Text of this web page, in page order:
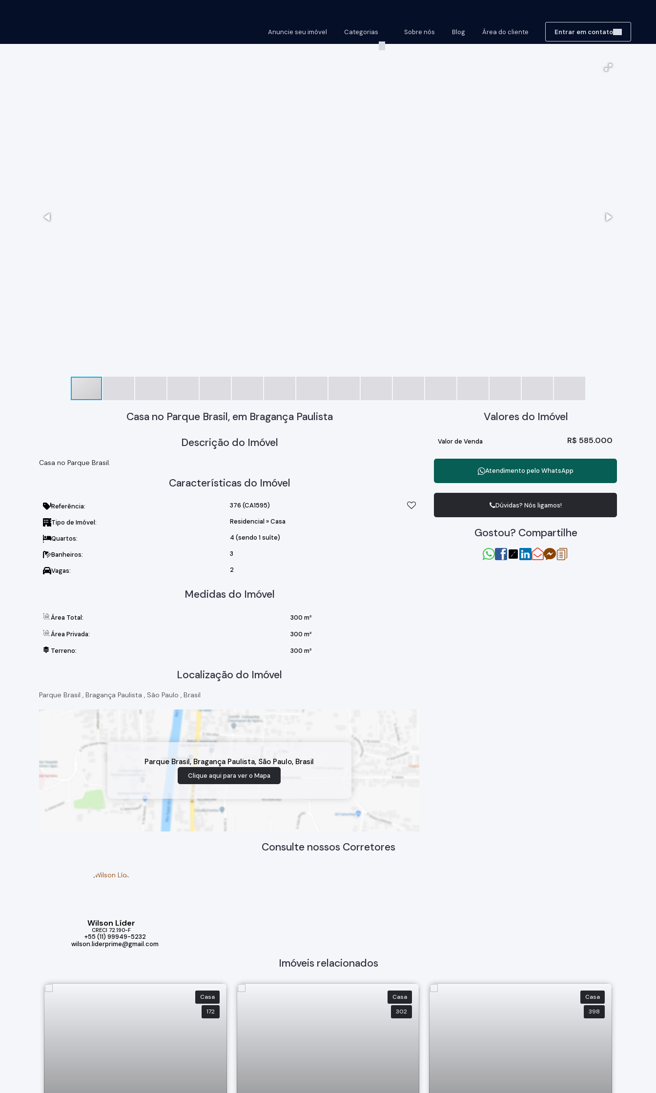
Entrar em contato
Área do cliente
Blog
Sobre nós
Categorias
Anuncie seu imóvel
Casa no Parque Brasil, em Bragança Paulista
Descrição do Imóvel
Casa no Parque Brasil.
Características do Imóvel
Referência: 376 (CA1595)
Tipo de Imóvel: Residencial »Casa
Quartos: 4 (sendo 1 suíte)
Banheiros: 3
Vagas: 2
Medidas do Imóvel
Área Total:
300 m²
Área Privada:
300 m²
Terreno:
300 m²
Localização do Imóvel
Parque Brasil , Bragança Paulista , São Paulo , Brasil
Parque Brasil, Bragança Paulista, São Paulo, Brasil
Clique aqui para ver o Mapa
Valores do Imóvel
R$ 585.000
Valor de Venda
Atendimento pelo WhatsApp
Dúvidas? Nós ligamos!
Gostou? Compartilhe
Consulte nossos Corretores
Wilson Líder
CRECI 72.190-F
+55 (11) 99949-5232
wilson.liderprime@gmail.com
Imóveis relacionados
Casa
172
Casa
302
Casa
398